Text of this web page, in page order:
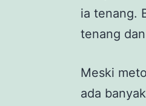
ia tenang.
tenang
Meski
ada